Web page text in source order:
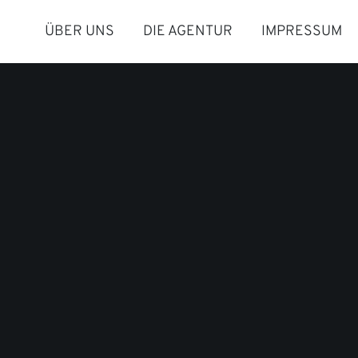
ÜBER UNS DIE AGENTUR IMPRESSUM